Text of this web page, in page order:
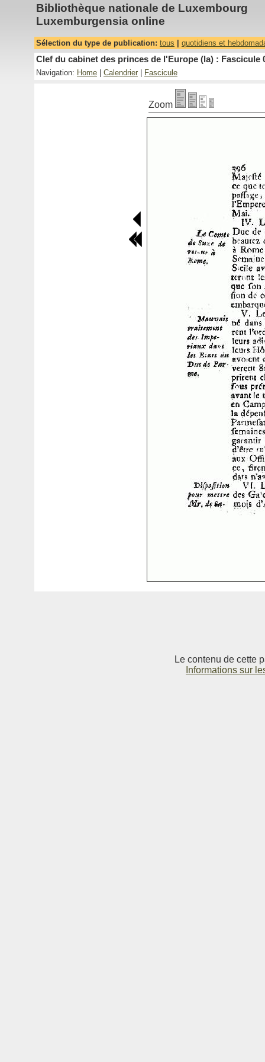
Bibliothèque nationale de Luxembourg
Luxemburgensia online
Sélection du type de publication: tous quotidiens et
Clef du cabinet des princes de l'Europe (la) : Fascicule
Navigation: Home Calendrier Fascicule
Zoom
Le contenu de cette
Informations sur